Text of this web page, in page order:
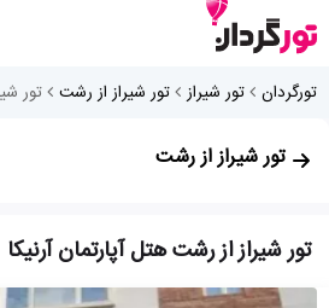
تورگردان تور شیراز تور شیراز از رشت تور
تور شیراز از رشت
تور شیراز از رشت هتل آپارتمان آرنیکا